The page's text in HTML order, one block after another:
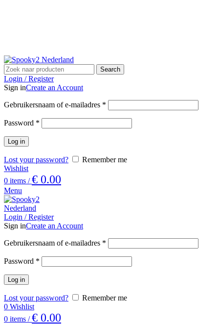
Search
Login / Register
Sign inCreate an Account
Gebruikersnaam of e-mailadres *
Password *
Log in
Lost your password?
Remember me
Wishlist
0 items / € 0.00
Menu
Login / Register
Sign inCreate an Account
Gebruikersnaam of e-mailadres *
Password *
Log in
Lost your password?
Remember me
0 Wishlist
0 items / € 0.00